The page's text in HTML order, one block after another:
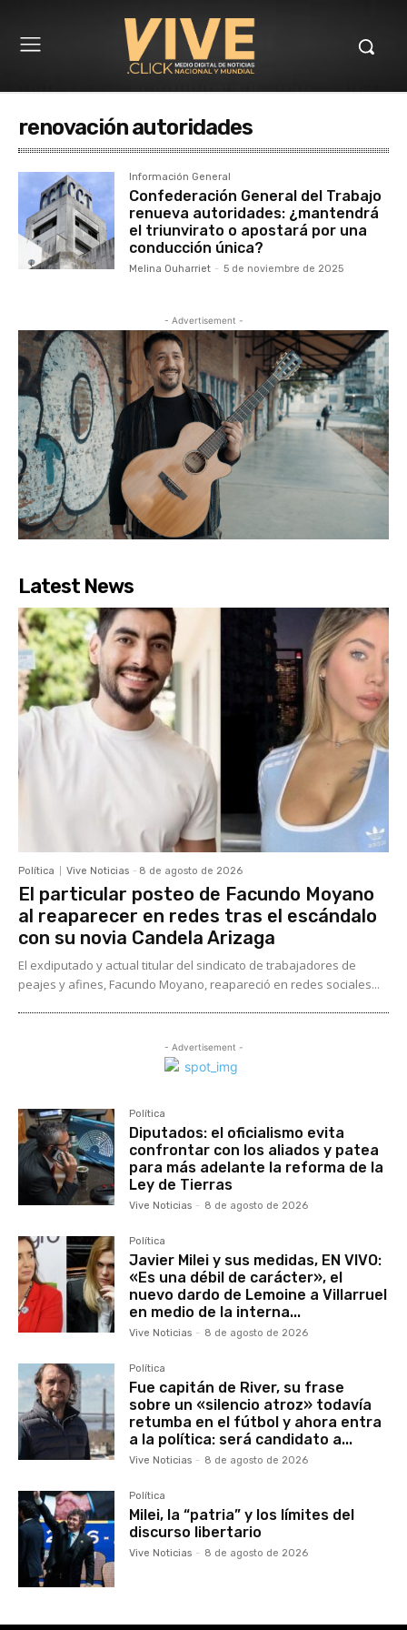
renovación autoridades
Información General
Confederación General del Trabajo
renueva autoridades: ¿mantendrá
el triunvirato o apostará por una
conducción única?
Melina Ouharriet - 5 de noviembre de 2025
- Advertisement -
Latest News
Política Vive Noticias - 8 de agosto de 2026
El particular posteo de Facundo Moyano
al reaparecer en redes tras el escándalo
con su novia Candela Arizaga
El exdiputado y actual titular del sindicato de trabajadores de
peajes y afines, Facundo Moyano, reapareció en redes sociales...
- Advertisement -
Política
Diputados: el oficialismo evita
confrontar con los aliados y patea
para más adelante la reforma de la
Ley de Tierras
Vive Noticias - 8 de agosto de 2026
Política
Javier Milei y sus medidas, EN VIVO:
«Es una débil de carácter», el
nuevo dardo de Lemoine a Villarruel
en medio de la interna...
Vive Noticias - 8 de agosto de 2026
Política
Fue capitán de River, su frase
sobre un «silencio atroz» todavía
retumba en el fútbol y ahora entra
a la política: será candidato a...
Vive Noticias - 8 de agosto de 2026
Política
Milei, la “patria” y los límites del
discurso libertario
Vive Noticias - 8 de agosto de 2026